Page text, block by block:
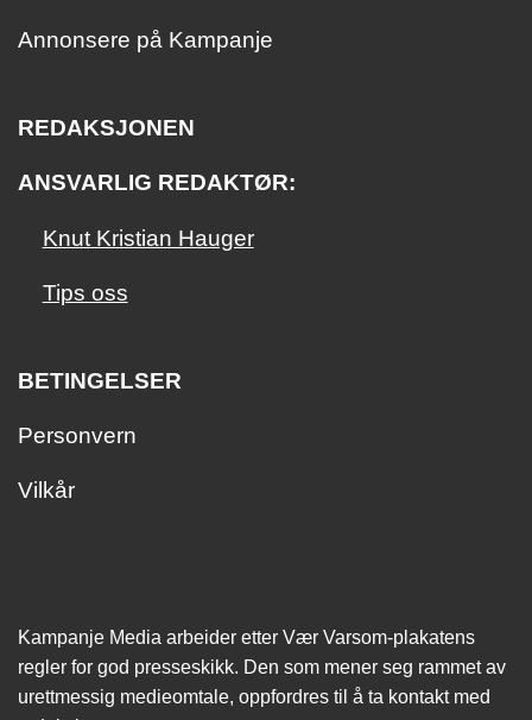
Annonsere på Kampanje
REDAKSJONEN
ANSVARLIG REDAKTØR:
Knut Kristian Hauger
Tips oss
BETINGELSER
Personvern
Vilkår
Kampanje Media arbeider etter Vær Varsom-plakatens
regler for god presseskikk. Den som mener seg rammet av
urettmessig medie­omtale, oppfordres til å ta kontakt med